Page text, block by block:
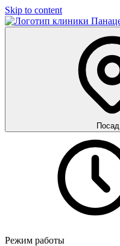
Skip to content
Посад
Режим работы